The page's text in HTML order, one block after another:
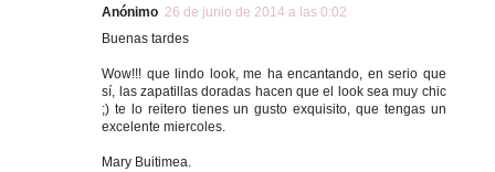
Anónimo 26 de junio de 2014 a las 0:02
Buenas tardes
Wow!!! que lindo look, me ha encantando, en serio que
sí, las zapatillas doradas hacen que el look sea muy chic
;) te lo reitero tienes un gusto exquisito, que tengas un
excelente miercoles.
Mary Buitimea.